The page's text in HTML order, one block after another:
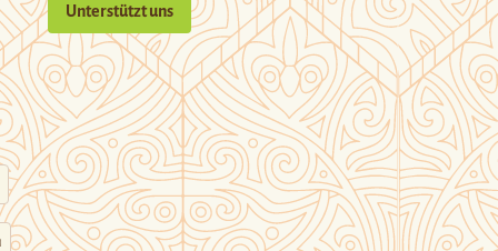
Unterstützt uns